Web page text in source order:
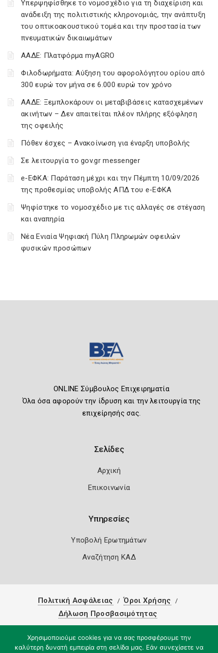
Υπερψηφίσθηκε το νομοσχέδιο για τη διαχείριση και
ανάδειξη της πολιτιστικής κληρονομιάς, την ανάπτυξη
του οπτικοακουστικού τομέα και την προστασία των
πνευματικών δικαιωμάτων
ΑΑΔΕ: Πλατφόρμα myAGRO
Φιλοδωρήματα: Αύξηση του αφορολόγητου ορίου από
300 ευρώ τον μήνα σε 6.000 ευρώ τον χρόνο
ΑΑΔΕ: Ξεμπλοκάρουν οι μεταβιβάσεις κατασχεμένων
ακινήτων – Δεν απαιτείται πλέον πλήρης εξόφληση
της οφειλής
Πόθεν έσχες – Ανακοίνωση για έναρξη υποβολής
Σε λειτουργία το gov.gr messenger
e-ΕΦΚΑ: Παράταση μέχρι και την Πέμπτη 10/09/2026
της προθεσμίας υποβολής ΑΠΔ του e-ΕΦΚΑ
Ψηφίστηκε το νομοσχέδιο με τις αλλαγές σε στέγαση
και αναπηρία
Νέα Ενιαία Ψηφιακή Πύλη Πληρωμών οφειλών
φυσικών προσώπων
ONLINE Σύμβουλος Επιχειρηματία
Όλα όσα αφορούν την ίδρυση και την λειτουργία της
επιχείρησής σας.
Σελίδες
Αρχική
Επικοινωνία
Υπηρεσίες
Υποβολή Ερωτημάτων
Αναζήτηση ΚΑΔ
Πολιτική Ασφάλειας
Όροι Χρήσης
Δήλωση Προσβασιμότητας
Χρησιμοποιούμε cookies για να σας προσφέρουμε την
καλύτερη δυνατή εμπειρία στη σελίδα μας. Εάν συνεχίσετε να